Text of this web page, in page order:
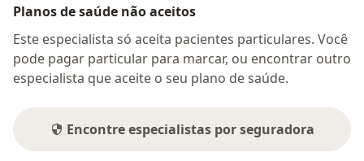
Planos de saúde não aceitos
Este especialista só aceita pacientes particulares. Você
pode pagar particular para marcar, ou encontrar outro
especialista que aceite o seu plano de saúde.
Encontre especialistas por seguradora